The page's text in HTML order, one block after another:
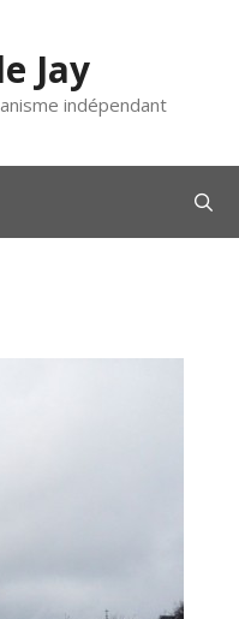
Jay
indépendant